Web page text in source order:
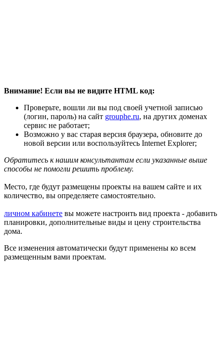
Внимание! Если вы не видите HTML код:
Проверьте, вошли ли вы под своей учетной записью
(логин, пароль) на сайт grouphe.ru, на других доменах
сервис не работает;
Возможно у вас старая версия браузера, обновите до
новой версии или воспользуйтесь Internet Explorer;
Обратитесь к нашим консультантам если указанные выше
способы не помогли решить проблему.
Место, где будут размещены проекты на вашем сайте и их
количество, вы определяете самостоятельно.
личном кабинете вы можете настроить вид проекта - добавить
планировки, дополнительные виды и цену строительства
дома.
Все изменения автоматически будут применены ко всем
размещенным вами проектам.